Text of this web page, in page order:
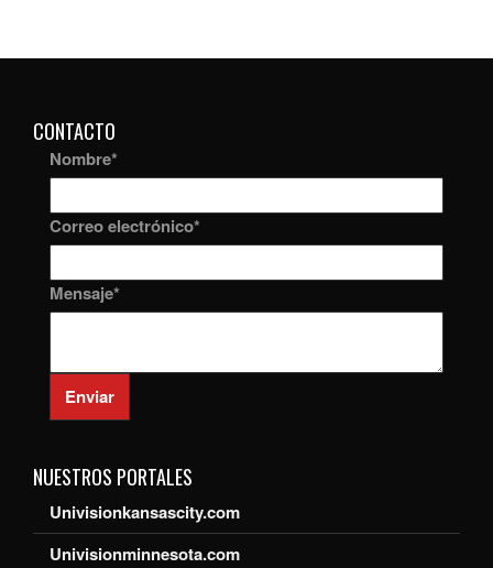
CONTACTO
Nombre*
Correo electrónico*
Mensaje*
Enviar
NUESTROS PORTALES
Univisionkansascity.com
Univisionminnesota.com